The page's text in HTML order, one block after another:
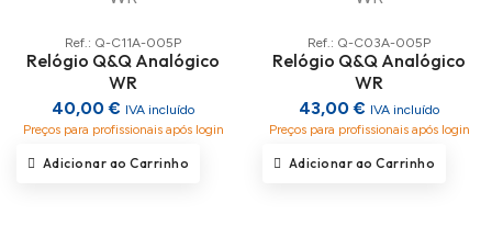
Ref.: Q-C11A-005P
Relógio Q&Q Analógico
WR
40,00 € IVA incluído
Preços para profissionais após login
Adicionar ao Carrinho
Ref.: Q-C03A-005P
Relógio Q&Q Analógico
WR
43,00 € IVA incluído
Preços para profissionais após login
Adicionar ao Carrinho